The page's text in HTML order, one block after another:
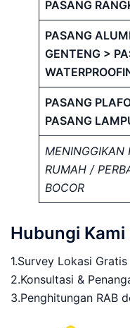
PASANG
PASANG
GENTENG >
PASANG
PASANG
MENINGGIKAN
RUMAH /
BOCOR
Hubungi Kami
1.Survey Lokasi Gratis
2.Konsultasi &
3.Penghitungan RAB